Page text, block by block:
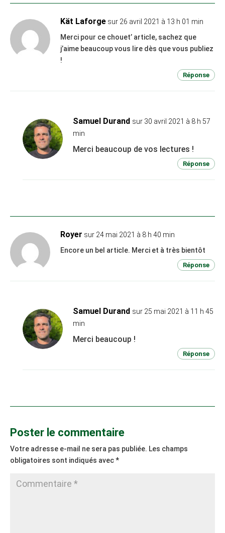
Kät Laforge sur 26 avril 2021 à 13 h 01 min
Merci pour ce chouet’ article, sachez que
j’aime beaucoup vous lire dès que vous publiez
!
Réponse
Samuel Durand sur 30 avril 2021 à 8 h 57
min
Merci beaucoup de vos lectures !
Réponse
Royer sur 24 mai 2021 à 8 h 40 min
Encore un bel article. Merci et à très bientôt
Réponse
Samuel Durand sur 25 mai 2021 à 11 h 45
min
Merci beaucoup !
Réponse
Poster le commentaire
Votre adresse e-mail ne sera pas publiée. Les champs
obligatoires sont indiqués avec*